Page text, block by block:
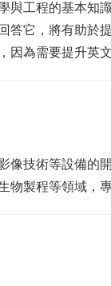
與工程的基本
答它，將有助
為需要提升英
像技術等設備
製程等領域，